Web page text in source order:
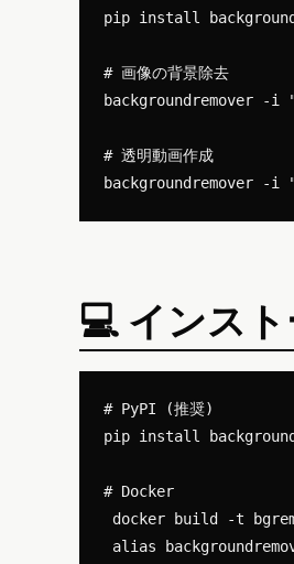
pip install
# 画像の背景除去
backgroundremover
# 透明動画作成
💻 インス
# PyPI (推奨)
pip install
# Docker
docker build -t
alias